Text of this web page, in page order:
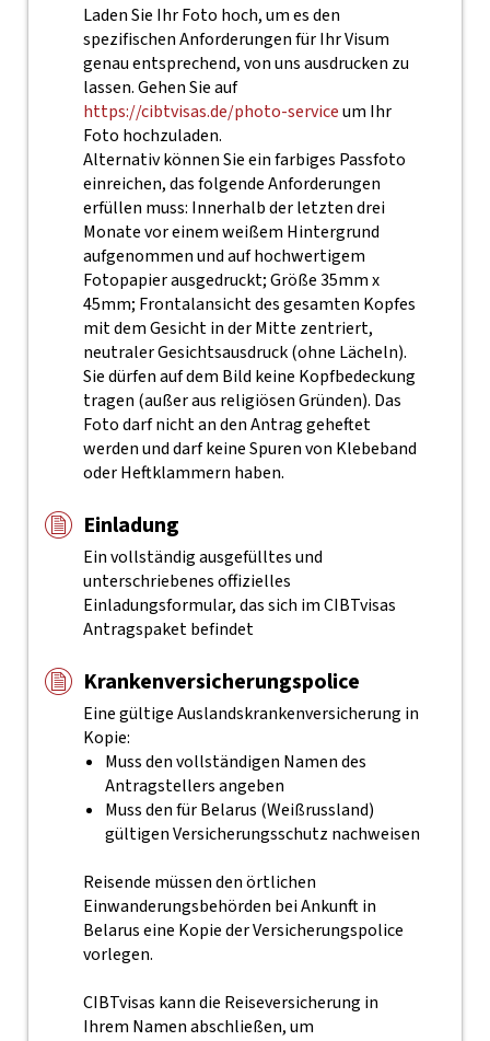
Laden Sie Ihr Foto hoch, um es den
spezifischen Anforderungen für Ihr Visum
genau entsprechend, von uns ausdrucken zu
lassen. Gehen Sie auf
https://cibtvisas.de/photo-serviceum Ihr
Foto hochzuladen.
Alternativ können Sie ein farbiges Passfoto
einreichen, das folgende Anforderungen
erfüllen muss: Innerhalb der letzten drei
Monate vor einem weißem Hintergrund
aufgenommen und auf hochwertigem
Fotopapier ausgedruckt; Größe 35mm x
45mm; Frontalansicht des gesamten Kopfes
mit dem Gesicht in der Mitte zentriert,
neutraler Gesichtsausdruck (ohne Lächeln).
Sie dürfen auf dem Bild keine Kopfbedeckung
tragen (außer aus religiösen Gründen). Das
Foto darf nicht an den Antrag geheftet
werden und darf keine Spuren von Klebeband
oder Heftklammern haben.
Einladung
Ein vollständig ausgefülltes und
unterschriebenes offizielles
Einladungsformular, das sich im CIBTvisas
Antragspaket befindet
Krankenversicherungspolice
Eine gültige Auslandskrankenversicherung in
Kopie:
Muss den vollständigen Namen des
Antragstellers angeben
Muss den für Belarus (Weißrussland)
gültigen Versicherungsschutz nachweisen
Reisende müssen den örtlichen
Einwanderungsbehörden bei Ankunft in
Belarus eine Kopie der Versicherungspolice
vorlegen.
CIBTvisas kann die Reiseversicherung in
Ihrem Namen abschließen, um